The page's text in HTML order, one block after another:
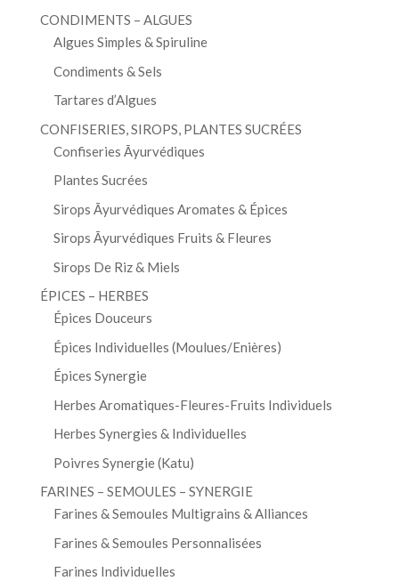
CONDIMENTS – ALGUES
Algues Simples & Spiruline
Condiments & Sels
Tartares d’Algues
CONFISERIES, SIROPS, PLANTES SUCRÉES
Confiseries Āyurvédiques
Plantes Sucrées
Sirops Āyurvédiques Aromates & Épices
Sirops Āyurvédiques Fruits & Fleures
Sirops De Riz & Miels
ÉPICES – HERBES
Épices Douceurs
Épices Individuelles (Moulues/Enières)
Épices Synergie
Herbes Aromatiques-Fleures-Fruits Individuels
Herbes Synergies & Individuelles
Poivres Synergie (Katu)
FARINES – SEMOULES – SYNERGIE
Farines & Semoules Multigrains & Alliances
Farines & Semoules Personnalisées
Farines Individuelles